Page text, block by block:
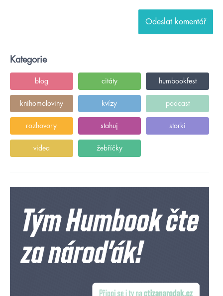
Kategorie
blog citáty humbookfest
knihomoloviny kvízy podcast
rozhovory stahuj storki
videa žebříčky